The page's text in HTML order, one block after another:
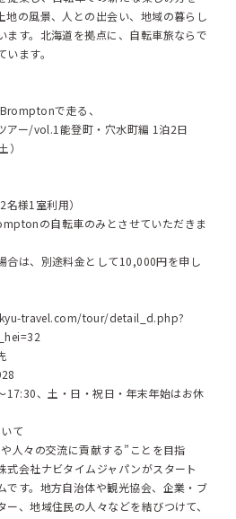
地の風景、人との出会い、地域の暮らし
ます。北海道を拠点に、自転車旅ならで
ます。
で走る、
アー/vol.1能登町・穴水町編 1泊2日
）
様1室利用）
の自転車のみとさせていただきま
合は、別途料金として10,000円を申し
travel.com/tour/detail_d.php?
17:30、土・日・祝日・年末年始はお休
て
人々の交流に貢献する”ことを目指
式会社ナビタイムジャパンがスタート
です。地方自治体や観光協会、企業・ブ
、地域住民の人々などを結びつけて、